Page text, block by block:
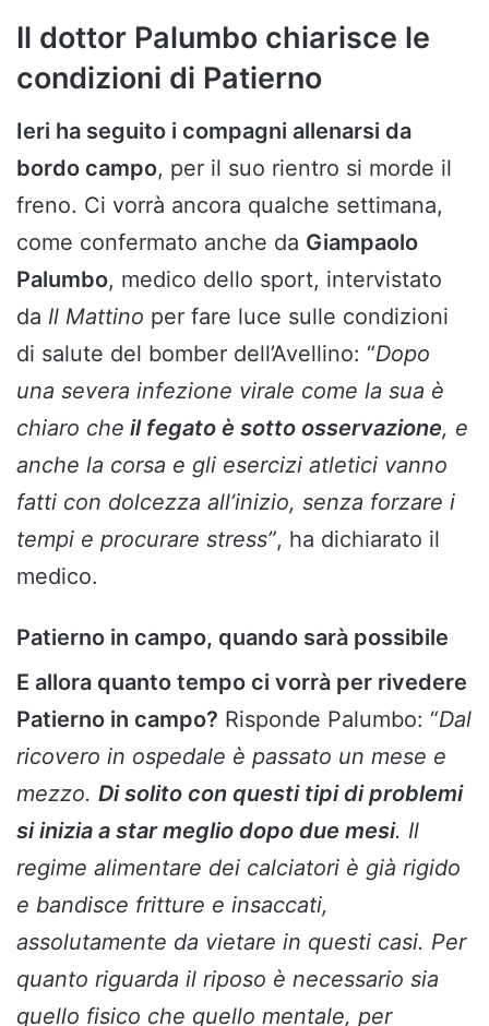
Il dottor Palumbo chiarisce le
condizioni di Patierno
Ieri ha seguito i compagni allenarsi da
bordo campo, per il suo rientro si morde il
freno. Ci vorrà ancora qualche settimana,
come confermato anche da Giampaolo
Palumbo, medico dello sport, intervistato
da Il Mattino per fare luce sulle condizioni
di salute del bomber dell’Avellino: “Dopo
una severa infezione virale come la sua è
chiaro che il fegato è sotto osservazione, e
anche la corsa e gli esercizi atletici vanno
fatti con dolcezza all’inizio, senza forzare i
tempi e procurare stress”, ha dichiarato il
medico.
Patierno in campo, quando sarà possibile
E allora quanto tempo ci vorrà per rivedere
Patierno in campo? Risponde Palumbo: “Dal
ricovero in ospedale è passato un mese e
mezzo. Di solito con questi tipi di problemi
si inizia a star meglio dopo due mesi. Il
regime alimentare dei calciatori è già rigido
e bandisce fritture e insaccati,
assolutamente da vietare in questi casi. Per
quanto riguarda il riposo è necessario sia
quello fisico che quello mentale, per